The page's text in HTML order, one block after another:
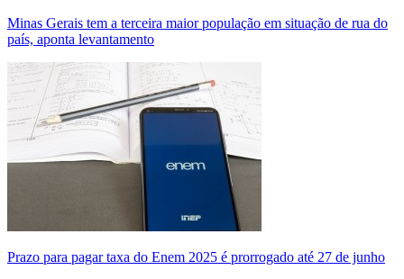
Minas Gerais tem a terceira maior população em situação de rua do
país, aponta levantamento
Prazo para pagar taxa do Enem 2025 é prorrogado até 27 de junho